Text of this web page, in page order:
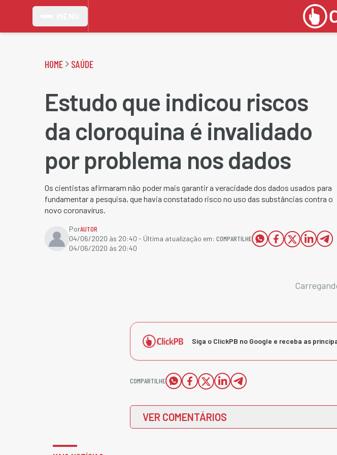
HOME SAÚDE
Estudo que indicou riscos
da cloroquina é invalidado
por problema nos dados
Os cientistas afirmaram não poder mais garantir a veracidade dos dados usados para
fundamentar a pesquisa, que havia constatado risco no uso das substâncias contra o
novo coronavírus.
PorAUTOR
04/06/2020 às 20:40 - Última atualização em:
04/06/2020 às 20:40
COMPARTILHE
Siga o ClickPB no Google e receba as
COMPARTILHE
VER COMENTÁRIOS